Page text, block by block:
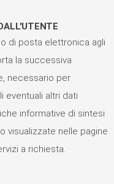
di posta elettronica agli
la successiva
necessario per
eventuali altri dati
informative di sintesi
visualizzate nelle pagine
a richiesta.